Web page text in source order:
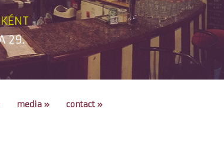
KÉNT
29.
media » contact »